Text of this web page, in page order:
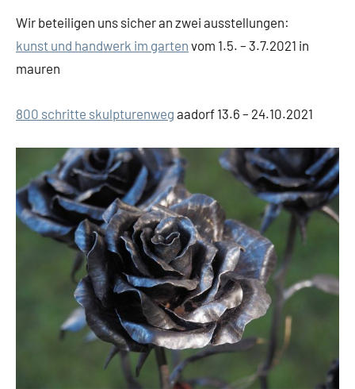
Wir beteiligen uns sicher an zwei ausstellungen:
kunst und handwerk im garten vom 1.5. – 3.7.2021 in
mauren
800 schritte skulpturenweg aadorf 13.6 – 24.10.2021